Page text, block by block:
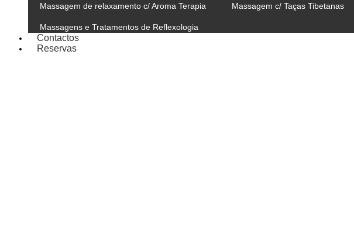
Massagem de relaxamento c/ Aroma Terapia Massagem c/ Taças Tibetanas
Massagens e Tratamentos de Reflexologia
Contactos
Reservas